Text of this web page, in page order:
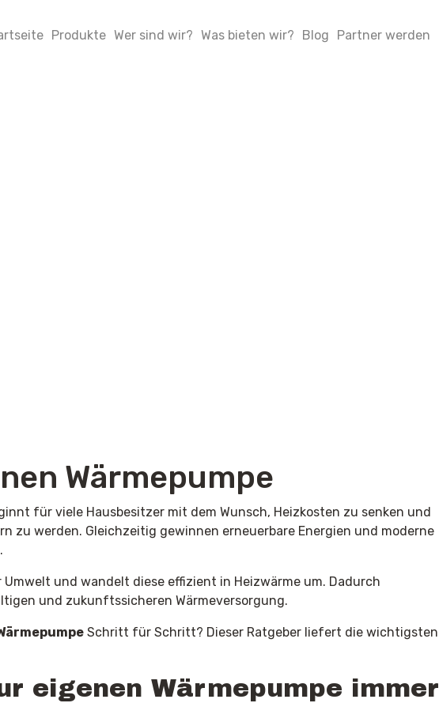
Produkte Wer sind wir? Was bieten wir? Blog Partner werden
Wärmepumpe
für viele Hausbesitzer mit dem Wunsch, Heizkosten zu senken und
zu werden. Gleichzeitig gewinnen erneuerbare Energien und moderne
Umwelt und wandelt diese effizient in Heizwärme um. Dadurch
und zukunftssicheren Wärmeversorgung.
Schritt für Schritt? Dieser Ratgeber liefert die wichtigsten
eigenen Wärmepumpe immer